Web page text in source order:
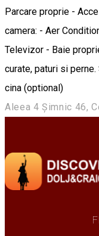
Parcare proprie -
camera: - Aer
Televizor - Baie
curate, paturi si
cina (optional)
Aleea 4 Șimnic 46,